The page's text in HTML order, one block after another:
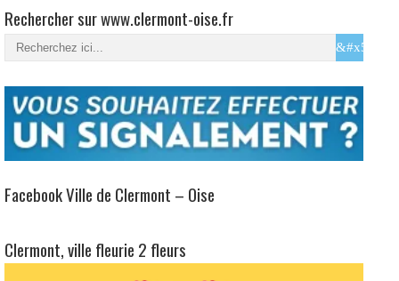
Rechercher sur www.clermont-oise.fr
Facebook Ville de Clermont – Oise
Clermont, ville fleurie 2 fleurs